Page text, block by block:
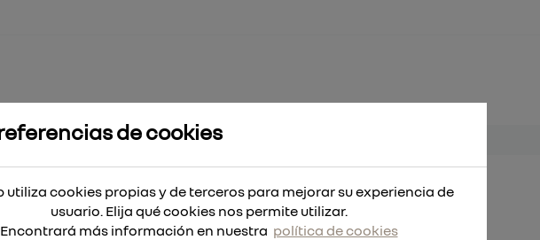
THIN KERF Madera con Clavos
KERF Madera con Clavos
de cookies
utiliza cookies propias y de terceros para mejorar su experiencia de
usuario. Elija qué cookies nos permite utilizar.
Encontrará más información en nuestra política de cookies